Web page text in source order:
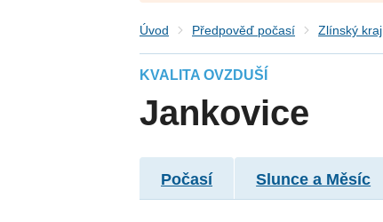
Úvod Předpověď počasí Zlínský kraj
KVALITA OVZDUŠÍ
Jankovice
Počasí Slunce a Měsíc